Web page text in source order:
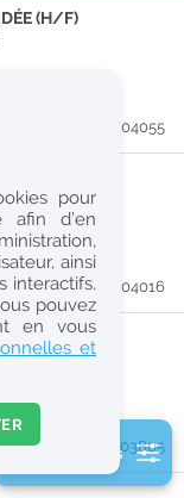
mer
(H/F)
#204055
#204016
#203805
2 filtre(s) actifs
pour
afin d’en
ainsi
interactifs.
pouvez
en vous
et